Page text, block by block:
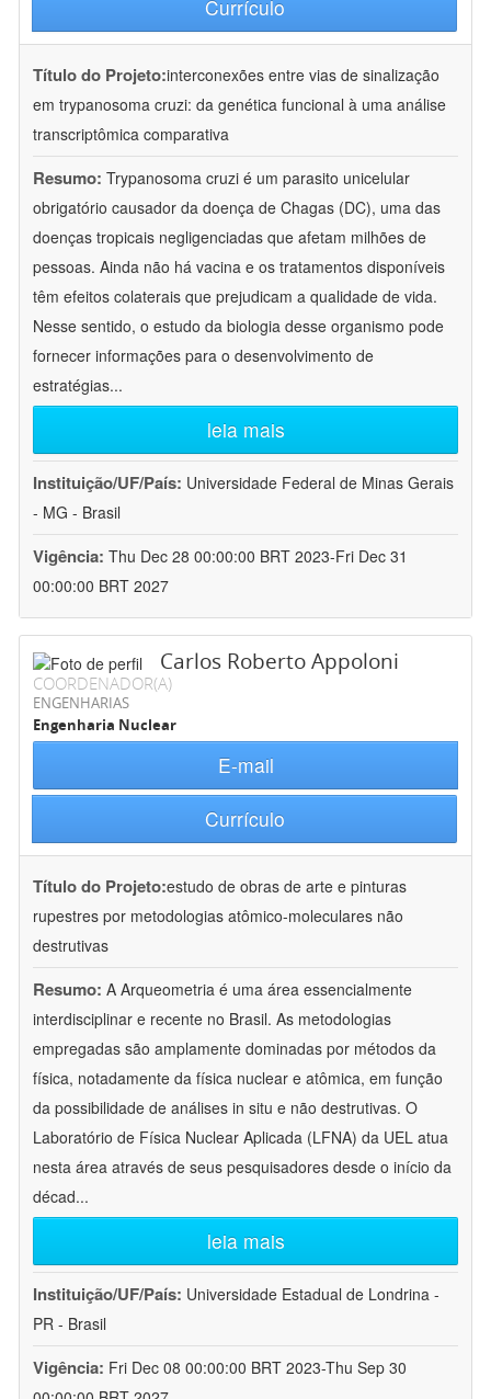
Currículo
Título do Projeto:interconexões entre vias de sinalização
em trypanosoma cruzi: da genética funcional à uma análise
transcriptômica comparativa
Resumo: Trypanosoma cruzi é um parasito unicelular
obrigatório causador da doença de Chagas (DC), uma das
doenças tropicais negligenciadas que afetam milhões de
pessoas. Ainda não há vacina e os tratamentos disponíveis
têm efeitos colaterais que prejudicam a qualidade de vida.
Nesse sentido, o estudo da biologia desse organismo pode
fornecer informações para o desenvolvimento de
estratégias...
leia mais
Instituição/UF/País: Universidade Federal de Minas Gerais
- MG - Brasil
Vigência: Thu Dec 28 00:00:00 BRT 2023-Fri Dec 31
00:00:00 BRT 2027
Carlos Roberto Appoloni
COORDENADOR(A)
ENGENHARIAS
Engenharia Nuclear
E-mail
Currículo
Título do Projeto:estudo de obras de arte e pinturas
rupestres por metodologias atômico-moleculares não
destrutivas
Resumo: A Arqueometria é uma área essencialmente
interdisciplinar e recente no Brasil. As metodologias
empregadas são amplamente dominadas por métodos da
física, notadamente da física nuclear e atômica, em função
da possibilidade de análises in situ e não destrutivas. O
Laboratório de Física Nuclear Aplicada (LFNA) da UEL atua
nesta área através de seus pesquisadores desde o início da
décad...
leia mais
Instituição/UF/País: Universidade Estadual de Londrina -
PR - Brasil
Vigência: Fri Dec 08 00:00:00 BRT 2023-Thu Sep 30